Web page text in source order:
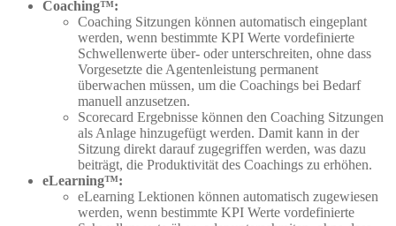
Coaching™:
Coaching Sitzungen können automatisch eingeplant
werden, wenn bestimmte KPI Werte vordefinierte
Schwellenwerte über- oder unterschreiten, ohne dass
Vorgesetzte die Agentenleistung permanent
überwachen müssen, um die Coachings bei Bedarf
manuell anzusetzen.
Scorecard Ergebnisse können den Coaching Sitzungen
als Anlage hinzugefügt werden. Damit kann in der
Sitzung direkt darauf zugegriffen werden, was dazu
beiträgt, die Produktivität des Coachings zu erhöhen.
eLearning™:
eLearning Lektionen können automatisch zugewiesen
werden, wenn bestimmte KPI Werte vordefinierte